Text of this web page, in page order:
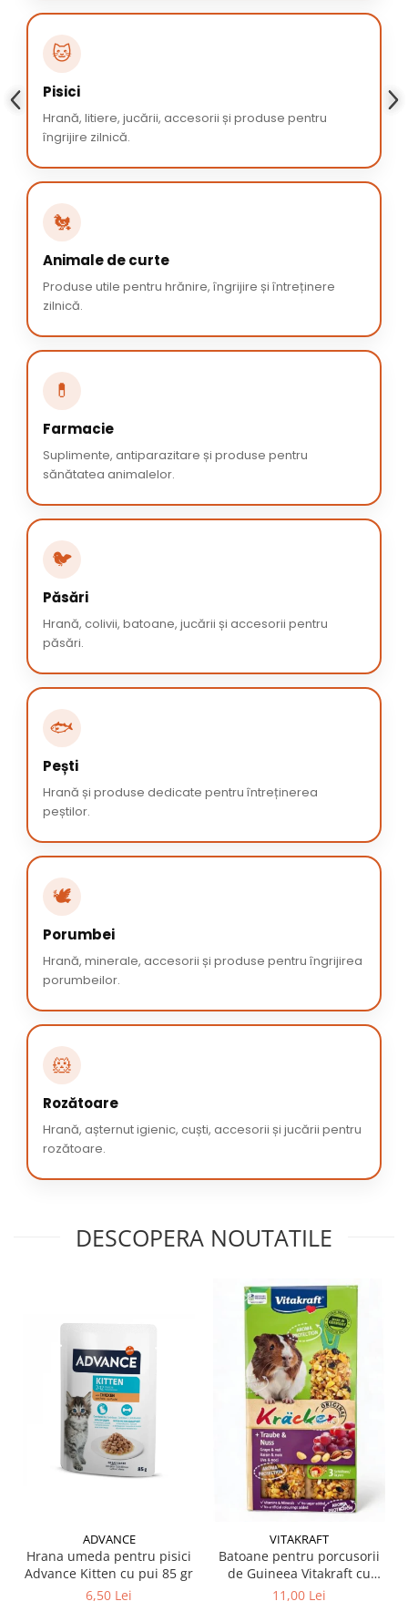
🐱
Pisici
Hrană, litiere, jucării, accesorii și produse pentru
îngrijire zilnică.
🐔
Animale de curte
Produse utile pentru hrănire, îngrijire și întreținere
zilnică.
💊
Farmacie
Suplimente, antiparazitare și produse pentru
sănătatea animalelor.
🐦
Păsări
Hrană, colivii, batoane, jucării și accesorii pentru
păsări.
🐟
Pești
Hrană și produse dedicate pentru întreținerea
peștilor.
🕊️
Porumbei
Hrană, minerale, accesorii și produse pentru îngrijirea
porumbeilor.
🐹
Rozătoare
Hrană, așternut igienic, cuști, accesorii și jucării pentru
rozătoare.
DESCOPERA NOUTATILE
ADVANCE
Hrana umeda pentru pisici
Advance Kitten cu pui 85 gr
6,50 Lei
VITAKRAFT
Batoane pentru porcusorii
de Guineea Vitakraft cu
struguri & nuci 2 buc
11,00 Lei